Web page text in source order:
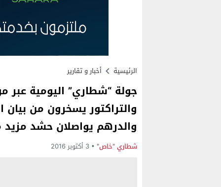
الرئيسية أخبار و تقارير
جولة “شطاري” اليومية عبر
والتراكتور يسخرون من بيان
والدرهم يواصلان حشد مزيد
شطاري "خاص" 3 أكتوبر 2016